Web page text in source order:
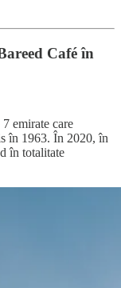
Café în
emirate care
în 1963. În 2020, în
în totalitate